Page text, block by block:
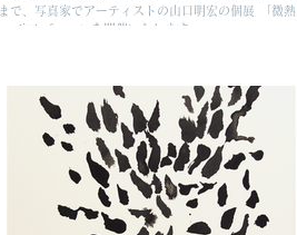
まで、写真家でアーティストの山口明宏の個展 「微熱
my little fever」を開催いたします。